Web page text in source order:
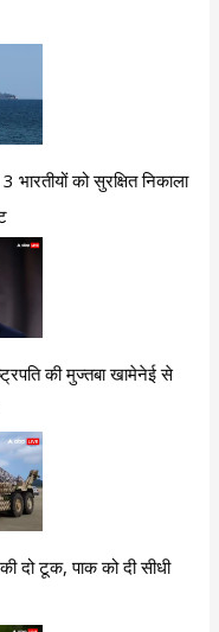
को सुरक्षित निकाला
की मुज्तबा खामेनेई से
दो टूक, पाक को दी सीधी